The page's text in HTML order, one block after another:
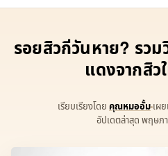
รอยสิวกี่วันหาย? รวม
แดงจากสิว
เรียบเรียงโดย คุณหมออั้ม เผ
อัปเดตล่าสุด พฤษภ